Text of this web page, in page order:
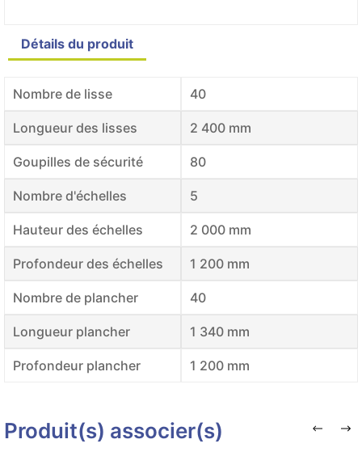
Détails du produit
Nombre de lisse 40
Longueur des lisses 2 400 mm
Goupilles de sécurité 80
Nombre d'échelles 5
Hauteur des échelles 2 000 mm
Profondeur des échelles 1 200 mm
Nombre de plancher 40
Longueur plancher 1 340 mm
Profondeur plancher 1 200 mm
Produit(s) associer(s)